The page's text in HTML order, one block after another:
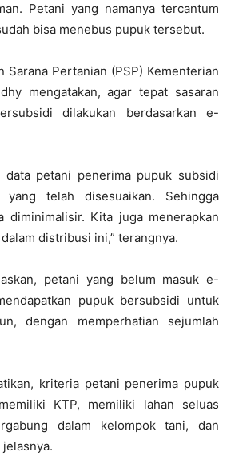
Petani yang namanya tercantum
bisa menebus pupuk tersebut.
Sarana Pertanian (PSP) Kementerian
mengatakan, agar tepat sasaran
dilakukan berdasarkan e-
data petani penerima pupuk subsidi
telah disesuaikan. Sehingga
diminimalisir. Kita juga menerapkan
dalam distribusi ini,” terangnya.
petani yang belum masuk e-
pupuk bersubsidi untuk
dengan memperhatian sejumlah
kriteria petani penerima pupuk
KTP, memiliki lahan seluas
dalam kelompok tani, dan
jelasnya.